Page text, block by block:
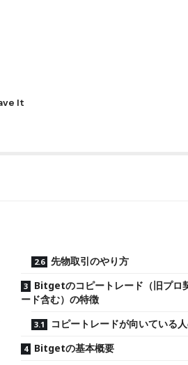
先物取引のやり方
Bitgetのコピートレード（旧プロ
ード含む）の特徴
コピートレードが向いている
Bitgetの基本概要